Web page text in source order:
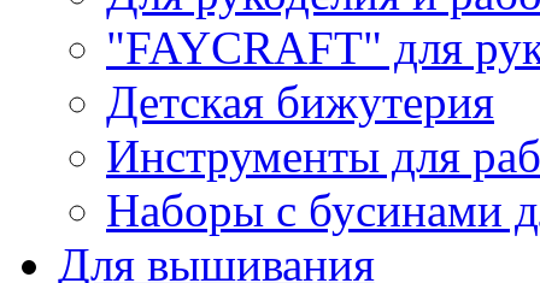
"FAYCRAFT" для
Детская бижутерия
Инструменты для
Наборы с бусинами
Для вышивания